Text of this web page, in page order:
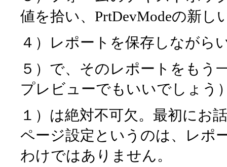
値を拾い、PrtDevModeの新し
４）レポートを保存しながら
５）で、そのレポートをもう
プレビューでもいいでしょう
１）は絶対不可欠。最初にお
ページ設定というのは、レポ
わけではありません。